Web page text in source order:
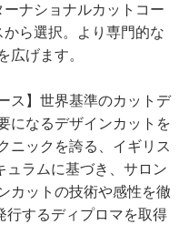
ナショナルカットコー
ら選択。より専門的な
広げます。
ス】世界基準のカットデ
になるデザインカットを
ニックを誇る、イギリス
ュラムに基づき、サロン
カットの技術や感性を徹
⾏するディプロマを取得